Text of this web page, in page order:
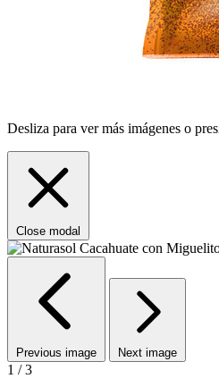
Desliza para ver más imágenes o
Close modal
Previous image Next image
1 / 3